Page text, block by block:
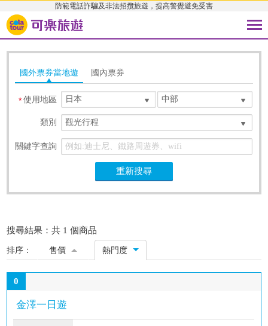
防範電話詐騙及非法招攬旅遊，提高警覺避免受害
國外票券當地遊 國內票券
* 使用地區 日本 中部
類別 觀光行程
關鍵字查詢
重新搜尋
搜尋結果：共 1 個商品
排序： 售價 熱門度
0
金澤一日遊